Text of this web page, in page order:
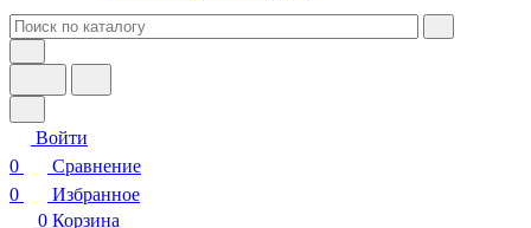
Войти
0
Сравнение
0
Избранное
0 Корзина